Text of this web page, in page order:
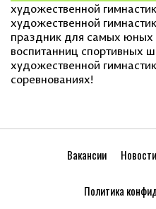
художественной
художественной
праздник для самых юных
воспитанниц спортивных
художественной
соревнованиях!
Вакансии Новости
Политика